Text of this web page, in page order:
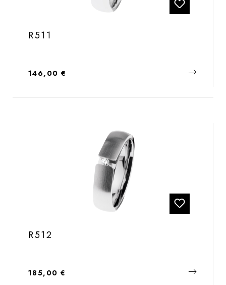
R511
Regulärer Preis:
146,00 €
R512
Regulärer Preis:
185,00 €